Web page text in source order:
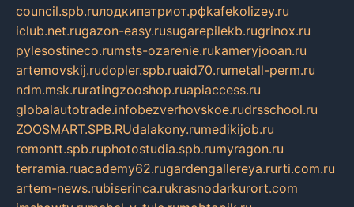
council.spb.ruлодкипатриот.рфkafekolizey.ru
iclub.net.rugazon-easy.rusugarepilekb.rugrinox.ru
pylesostineco.rumsts-ozarenie.rukameryjooan.ru
artemovskij.rudopler.spb.ruaid70.rumetall-perm.ru
ndm.msk.ruratingzooshop.ruapiaccess.ru
globalautotrade.infobezverhovskoe.rudrsschool.ru
ZOOSMART.SPB.RUdalakony.rumedikijob.ru
remontt.spb.ruphotostudia.spb.rumyragon.ru
terramia.ruacademy62.rugardengallereya.rurti.com.ru
artem-news.rubiserinca.rukrasnodarkurort.com